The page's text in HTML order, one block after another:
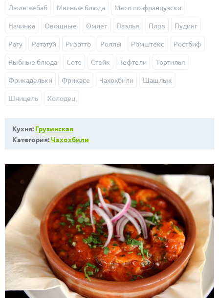
Люля-кебаб Мясные блюда Мясо по-французски
Начинка Овощные Омлет Паэлья Плов Пудинг
Рагу Рататуй Ризотто Роллы Ромштекс Ростбиф
Рыбные блюда Соте Стейк Тефтели Тортилья
Фрикадельки Фрикасе Чахохбили Шашлык
Шницель Холодец
Кухня: Грузинская
Категория:Чахохбили